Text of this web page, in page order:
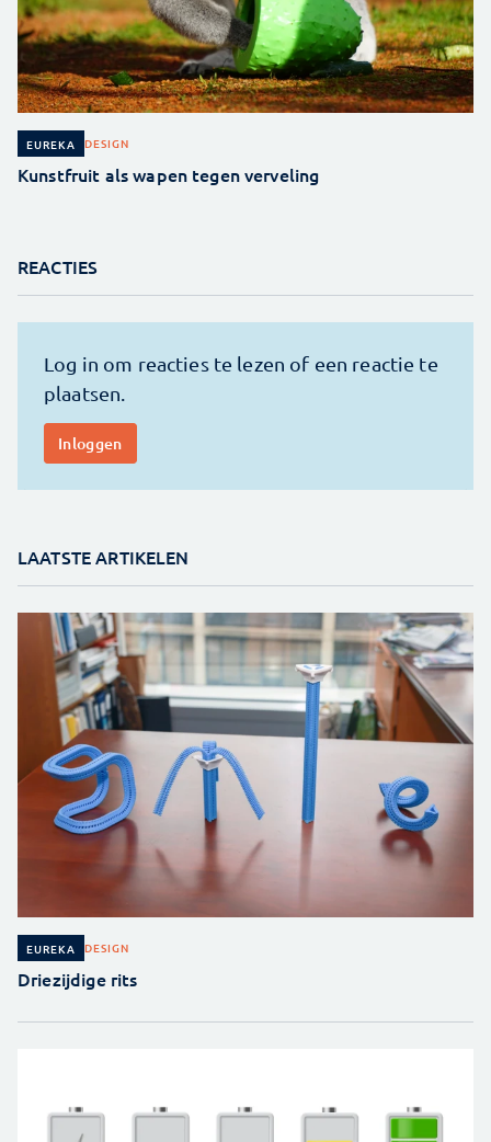
EUREKA DESIGN
Kunstfruit als wapen tegen verveling
REACTIES
LAATSTE ARTIKELEN
EUREKA DESIGN
Driezijdige rits